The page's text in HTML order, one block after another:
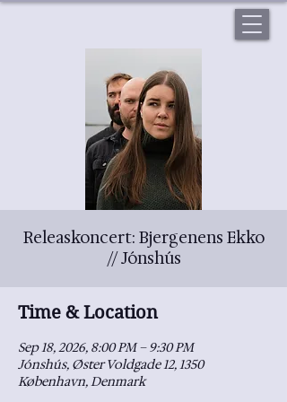
Releaskoncert: Bjergenens Ekko
// Jónshús
Time & Location
Sep 18, 2026, 8:00 PM – 9:30 PM
Jónshús, Øster Voldgade 12, 1350
København, Denmark